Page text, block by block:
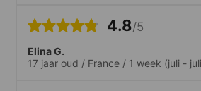
excursions intéressantes !
4.8/5
Elina G.
17 jaar oud / France / 1 week (juli -